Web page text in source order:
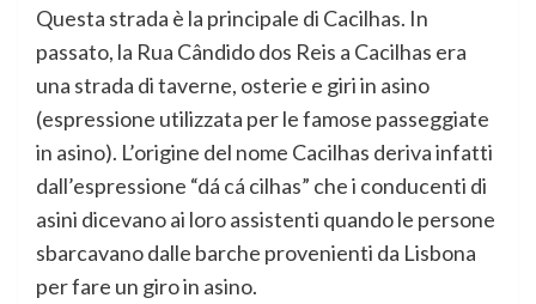
Questa strada è la principale di Cacilhas. In
passato, la Rua Cândido dos Reis a Cacilhas era
una strada di taverne, osterie e giri in asino
(espressione utilizzata per le famose passeggiate
in asino). L’origine del nome Cacilhas deriva infatti
dall’espressione “dá cá cilhas” che i conducenti di
asini dicevano ai loro assistenti quando le persone
sbarcavano dalle barche provenienti da Lisbona
per fare un giro in asino.